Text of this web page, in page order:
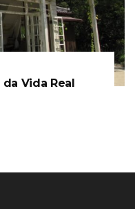
Vida Real